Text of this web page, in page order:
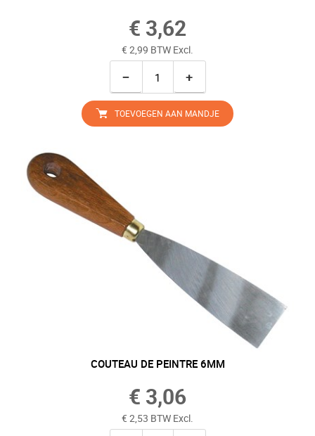
€ 3,62
€ 2,99 BTW Excl.
− +
TOEVOEGEN AAN MANDJE
COUTEAU DE PEINTRE 6MM
€ 3,06
€ 2,53 BTW Excl.